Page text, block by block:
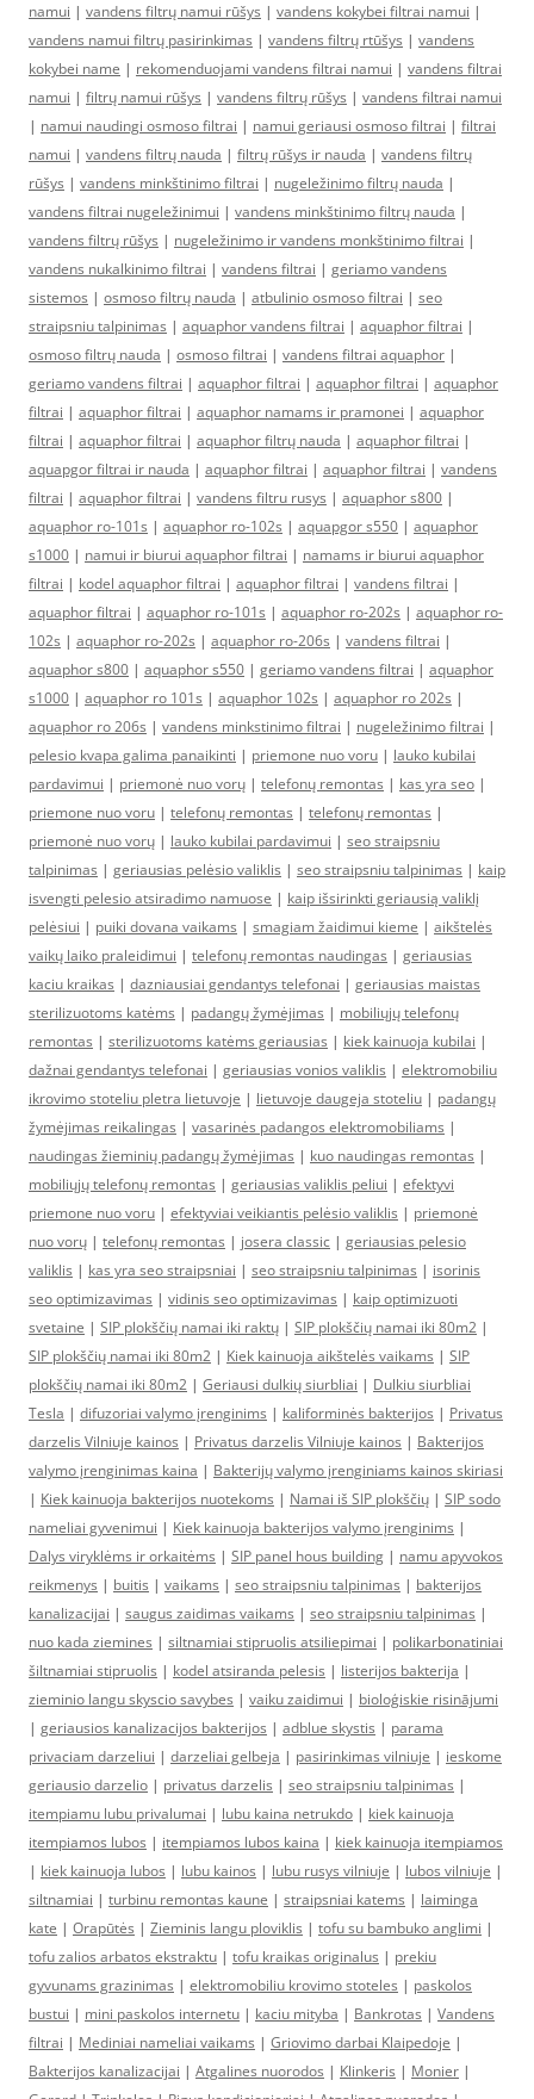
namui | vandens filtrų namui rūšys | vandens kokybei filtrai namui |
vandens namui filtrų pasirinkimas | vandens filtrų rtūšys | vandens
kokybei name | rekomenduojami vandens filtrai namui | vandens filtrai
namui | filtrų namui rūšys | vandens filtrų rūšys | vandens filtrai namui
| namui naudingi osmoso filtrai | namui geriausi osmoso filtrai | filtrai
namui | vandens filtrų nauda | filtrų rūšys ir nauda | vandens filtrų
rūšys | vandens minkštinimo filtrai | nugeležinimo filtrų nauda |
vandens filtrai nugeležinimui | vandens minkštinimo filtrų nauda |
vandens filtrų rūšys | nugeležinimo ir vandens monkštinimo filtrai |
vandens nukalkinimo filtrai | vandens filtrai | geriamo vandens
sistemos | osmoso filtrų nauda | atbulinio osmoso filtrai | seo
straipsniu talpinimas | aquaphor vandens filtrai | aquaphor filtrai |
osmoso filtrų nauda | osmoso filtrai | vandens filtrai aquaphor |
geriamo vandens filtrai | aquaphor filtrai | aquaphor filtrai | aquaphor
filtrai | aquaphor filtrai | aquaphor namams ir pramonei | aquaphor
filtrai | aquaphor filtrai | aquaphor filtrų nauda | aquaphor filtrai |
aquapgor filtrai ir nauda | aquaphor filtrai | aquaphor filtrai | vandens
filtrai | aquaphor filtrai | vandens filtru rusys | aquaphor s800 |
aquaphor ro-101s | aquaphor ro-102s | aquapgor s550 | aquaphor
s1000 | namui ir biurui aquaphor filtrai | namams ir biurui aquaphor
filtrai | kodel aquaphor filtrai | aquaphor filtrai | vandens filtrai |
aquaphor filtrai | aquaphor ro-101s | aquaphor ro-202s | aquaphor ro-
102s | aquaphor ro-202s | aquaphor ro-206s | vandens filtrai |
aquaphor s800 | aquaphor s550 | geriamo vandens filtrai | aquaphor
s1000 | aquaphor ro 101s | aquaphor 102s | aquaphor ro 202s |
aquaphor ro 206s | vandens minkstinimo filtrai | nugeležinimo filtrai |
pelesio kvapa galima panaikinti | priemone nuo voru | lauko kubilai
pardavimui | priemonė nuo vorų | telefonų remontas | kas yra seo |
priemone nuo voru | telefonų remontas | telefonų remontas |
priemonė nuo vorų | lauko kubilai pardavimui | seo straipsniu
talpinimas | geriausias pelėsio valiklis | seo straipsniu talpinimas | kaip
isvengti pelesio atsiradimo namuose | kaip išsirinkti geriausią valiklį
pelėsiui | puiki dovana vaikams | smagiam žaidimui kieme | aikštelės
vaikų laiko praleidimui | telefonų remontas naudingas | geriausias
kaciu kraikas | dazniausiai gendantys telefonai | geriausias maistas
sterilizuotoms katėms | padangų žymėjimas | mobiliųjų telefonų
remontas | sterilizuotoms katėms geriausias | kiek kainuoja kubilai |
dažnai gendantys telefonai | geriausias vonios valiklis | elektromobiliu
ikrovimo stoteliu pletra lietuvoje | lietuvoje daugeja stoteliu | padangų
žymėjimas reikalingas | vasarinės padangos elektromobiliams |
naudingas žieminių padangų žymėjimas | kuo naudingas remontas |
mobiliųjų telefonų remontas | geriausias valiklis peliui | efektyvi
priemone nuo voru | efektyviai veikiantis pelėsio valiklis | priemonė
nuo vorų | telefonų remontas | josera classic | geriausias pelesio
valiklis | kas yra seo straipsniai | seo straipsniu talpinimas | isorinis
seo optimizavimas | vidinis seo optimizavimas | kaip optimizuoti
svetaine | SIP plokščių namai iki raktų | SIP plokščių namai iki 80m2 |
SIP plokščių namai iki 80m2 | Kiek kainuoja aikštelės vaikams | SIP
plokščių namai iki 80m2 | Geriausi dulkių siurbliai | Dulkiu siurbliai
Tesla | difuzoriai valymo įrenginims | kaliforminės bakterijos | Privatus
darzelis Vilniuje kainos | Privatus darzelis Vilniuje kainos | Bakterijos
valymo įrenginimas kaina | Bakterijų valymo įrenginiams kainos skiriasi
| Kiek kainuoja bakterijos nuotekoms | Namai iš SIP plokščių | SIP sodo
nameliai gyvenimui | Kiek kainuoja bakterijos valymo įrenginims |
Dalys viryklėms ir orkaitėms | SIP panel hous building | namu apyvokos
reikmenys | buitis | vaikams | seo straipsniu talpinimas | bakterijos
kanalizacijai | saugus zaidimas vaikams | seo straipsniu talpinimas |
nuo kada ziemines | siltnamiai stipruolis atsiliepimai | polikarbonatiniai
šiltnamiai stipruolis | kodel atsiranda pelesis | listerijos bakterija |
zieminio langu skyscio savybes | vaiku zaidimui | bioloģiskie risinājumi
| geriausios kanalizacijos bakterijos | adblue skystis | parama
privaciam darzeliui | darzeliai gelbeja | pasirinkimas vilniuje | ieskome
geriausio darzelio | privatus darzelis | seo straipsniu talpinimas |
itempiamu lubu privalumai | lubu kaina netrukdo | kiek kainuoja
itempiamos lubos | itempiamos lubos kaina | kiek kainuoja itempiamos
| kiek kainuoja lubos | lubu kainos | lubu rusys vilniuje | lubos vilniuje |
siltnamiai | turbinu remontas kaune | straipsniai katems | laiminga
kate | Orapūtės | Zieminis langu ploviklis | tofu su bambuko anglimi |
tofu zalios arbatos ekstraktu | tofu kraikas originalus | prekiu
gyvunams grazinimas | elektromobiliu krovimo stoteles | paskolos
bustui | mini paskolos internetu | kaciu mityba | Bankrotas | Vandens
filtrai | Mediniai nameliai vaikams | Griovimo darbai Klaipedoje |
Bakterijos kanalizacijai | Atgalines nuorodos | Klinkeris | Monier |